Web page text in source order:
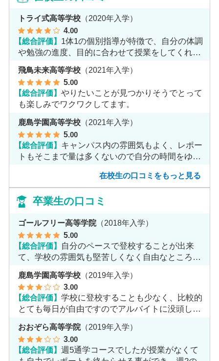
トライ式高等学校 （2020年入学）
4.00
【総合評価】 1体1の個別指導が特徴で、自分の体調
や勉強の進度、目的に合わせて授業をしてくれま
飛鳥未来高等学校 （2021年入学）
5.00
【総合評価】やりたいことが見つかりそうでとって
も楽しみでワクワクしてます。
鹿島学園高等学校 （2021年入学）
5.00
【総合評価】 キャンパス内の雰囲気もよく、レポー
トもそこまで量は多くないので自分の時間をゆっ
在校生の口コミをもっと見る
卒業生の口コミ
ゴールフリー高等学院（2018年入学）
5.00
【総合評価】 自分のペースで登校することが出来
て、学校の雰囲気も堅苦しくなく自由なところが
鹿島学園高等学校 （2019年入学）
3.00
【総合評価】学校に登校することも少なく、比較的
とても毎日が自由ですのでアルバイトに没頭して
おおぞら高等学院（2019年入学）
3.00
【総合評価】週5通学コースでしたが授業がなくて